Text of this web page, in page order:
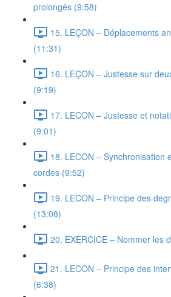
prolongés (9:58)
15. LEÇON – Déplacements
(11:31)
16. LEÇON – Justesse sur
(9:19)
17. LECON – Justesse et
(9:01)
18. LECON – Synchronisation
cordes (9:52)
19. LECON – Principe des
(13:08)
20. EXERCICE – Nommer les
21. LECON – Principe des
(6:38)